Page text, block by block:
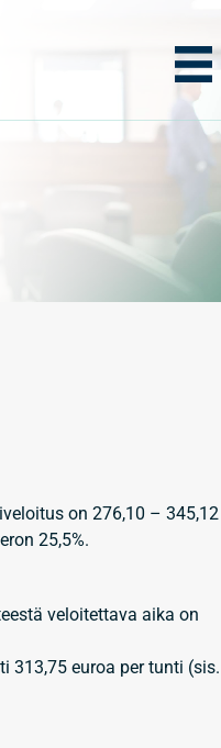
on 276,10 – 345,12
25,5%.
veloitettava aika on
313,75 euroa per tunti (sis.